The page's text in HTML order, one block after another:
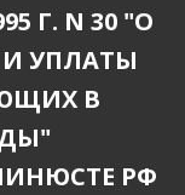
Г. N 30 "О
УПЛАТЫ
В
РФ